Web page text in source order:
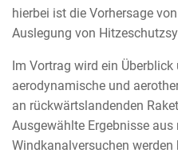
hierbei ist die Vorhersage
Auslegung von
Im Vortrag wird ein Überblick
aerodynamische und
an rückwärtslandenden
Ausgewählte Ergebnisse
Windkanalversuchen